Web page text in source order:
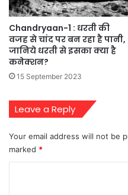
Chandryaan-1 : धरती की
वजह से चांद पर बन रहा है पानी,
जानिये धरती से इसका क्या है
कनेक्शन?
15 September 2023
Leave a Reply
Your email address will not be
marked *